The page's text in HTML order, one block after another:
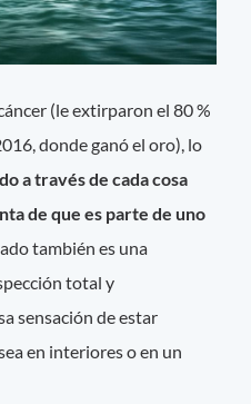
(le extirparon el 80 %
donde ganó el oro), lo
a través de cada cosa
de que es parte de uno
también es una
total y
sensación de estar
en interiores o en un